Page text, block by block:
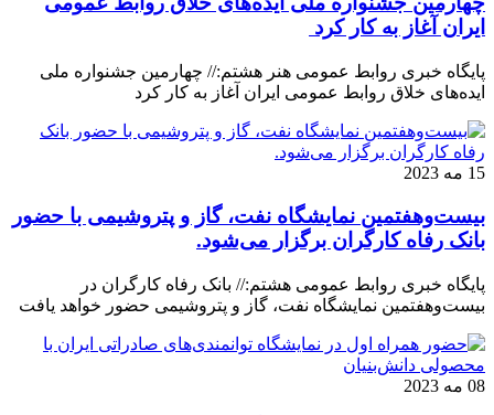
ایران آغاز به کار کرد
پایگاه خبری روابط عمومی هنر هشتم:// چهارمین جشنواره ملی
ایده‌های خلاق روابط عمومی ایران آغاز به کار کرد
15 مه 2023
بیست‌وهفتمین نمایشگاه نفت، گاز و پتروشیمی با حضور
بانک رفاه کارگران برگزار می‌شود.
پایگاه خبری روابط عمومی هشتم:// بانک رفاه کارگران در
بیست‌وهفتمین نمایشگاه نفت، گاز و پتروشیمی حضور خواهد یافت
08 مه 2023